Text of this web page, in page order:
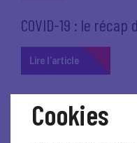
COVID-19 : le récap
Lire l'article
Cookies